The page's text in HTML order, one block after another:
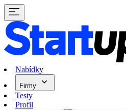
Nabídky
Firmy
Testy
Profil